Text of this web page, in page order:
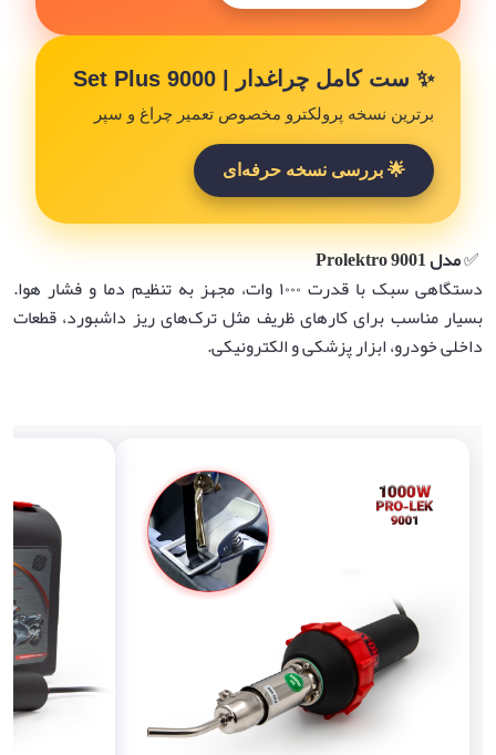
✨ ست کامل چراغدار | 9000 Set Plus
برترین نسخه پرولکترو مخصوص تعمیر چراغ و سپر
🌟 بررسی نسخه حرفه‌ای
✅مدل Prolektro 9001
دستگاهی سبک با قدرت ۱۰۰۰ وات، مجهز به تنظیم دما و فشار هوا.
بسیار مناسب برای کارهای ظریف مثل ترک‌های ریز داشبورد، قطعات
داخلی خودرو، ابزار پزشکی و الکترونیکی.